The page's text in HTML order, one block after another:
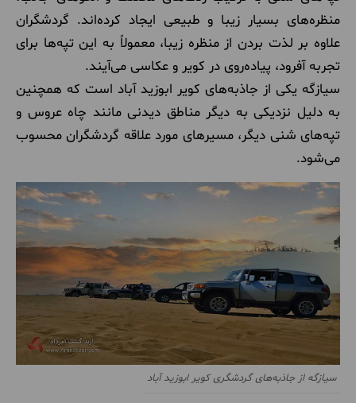
منظره‌های بسیار زیبا و طبیعی ایجاد کرده‌اند. گردشگران
علاوه بر لذت بردن از منظره زیبا، معمولاً به این تپه‌ها برای
تجربه آفرود، پیاده‌روی در کویر و عکاسی می‌آیند.
سیازگه یکی از جاذبه‌های کویر ابوزید آباد است که همچنین
به دلیل نزدیکی به دیگر مناطق دیدنی مانند چاه عروس و
تپه‌های شنی دیگر، مسیرهای مورد علاقه گردشگران محسوب
می‌شود.
سیازگه از جاذبه‌های گردشگری کویر ابوزید آباد